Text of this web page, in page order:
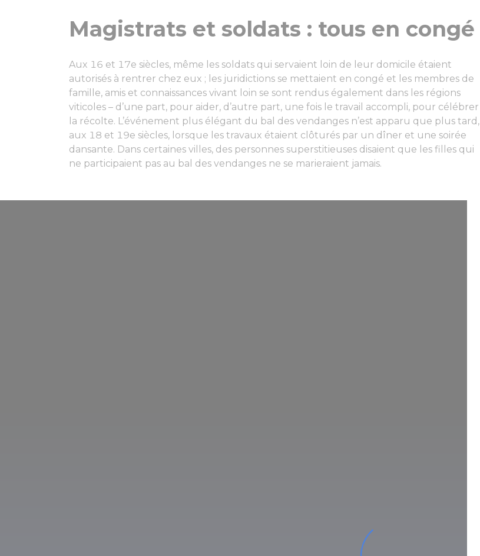
Magistrats et soldats : tous en congé
Aux 16 et 17e siècles, même les soldats qui servaient loin de leur domicile étaient
autorisés à rentrer chez eux ; les juridictions se mettaient en congé et les membres de
famille, amis et connaissances vivant loin se sont rendus également dans les régions
viticoles – d’une part, pour aider, d’autre part, une fois le travail accompli, pour célébrer
la récolte. L’événement plus élégant du bal des vendanges n’est apparu que plus tard,
aux 18 et 19e siècles, lorsque les travaux étaient clôturés par un dîner et une soirée
dansante. Dans certaines villes, des personnes superstitieuses disaient que les filles qui
ne participaient pas au bal des vendanges ne se marieraient jamais.